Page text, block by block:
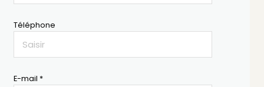
Téléphone
E-mail *